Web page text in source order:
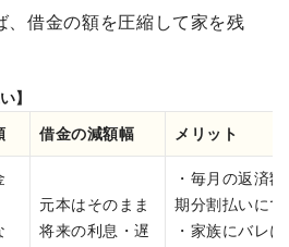
、借金の額を圧縮して家を残
】
借金の減額幅 メリット
元本はそのまま
将来の利息・遅
・毎月の返済
期分割払いに
・家族にバレ